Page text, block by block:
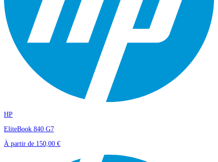
HP
EliteBook 840 G7
À partir de 150,00 €